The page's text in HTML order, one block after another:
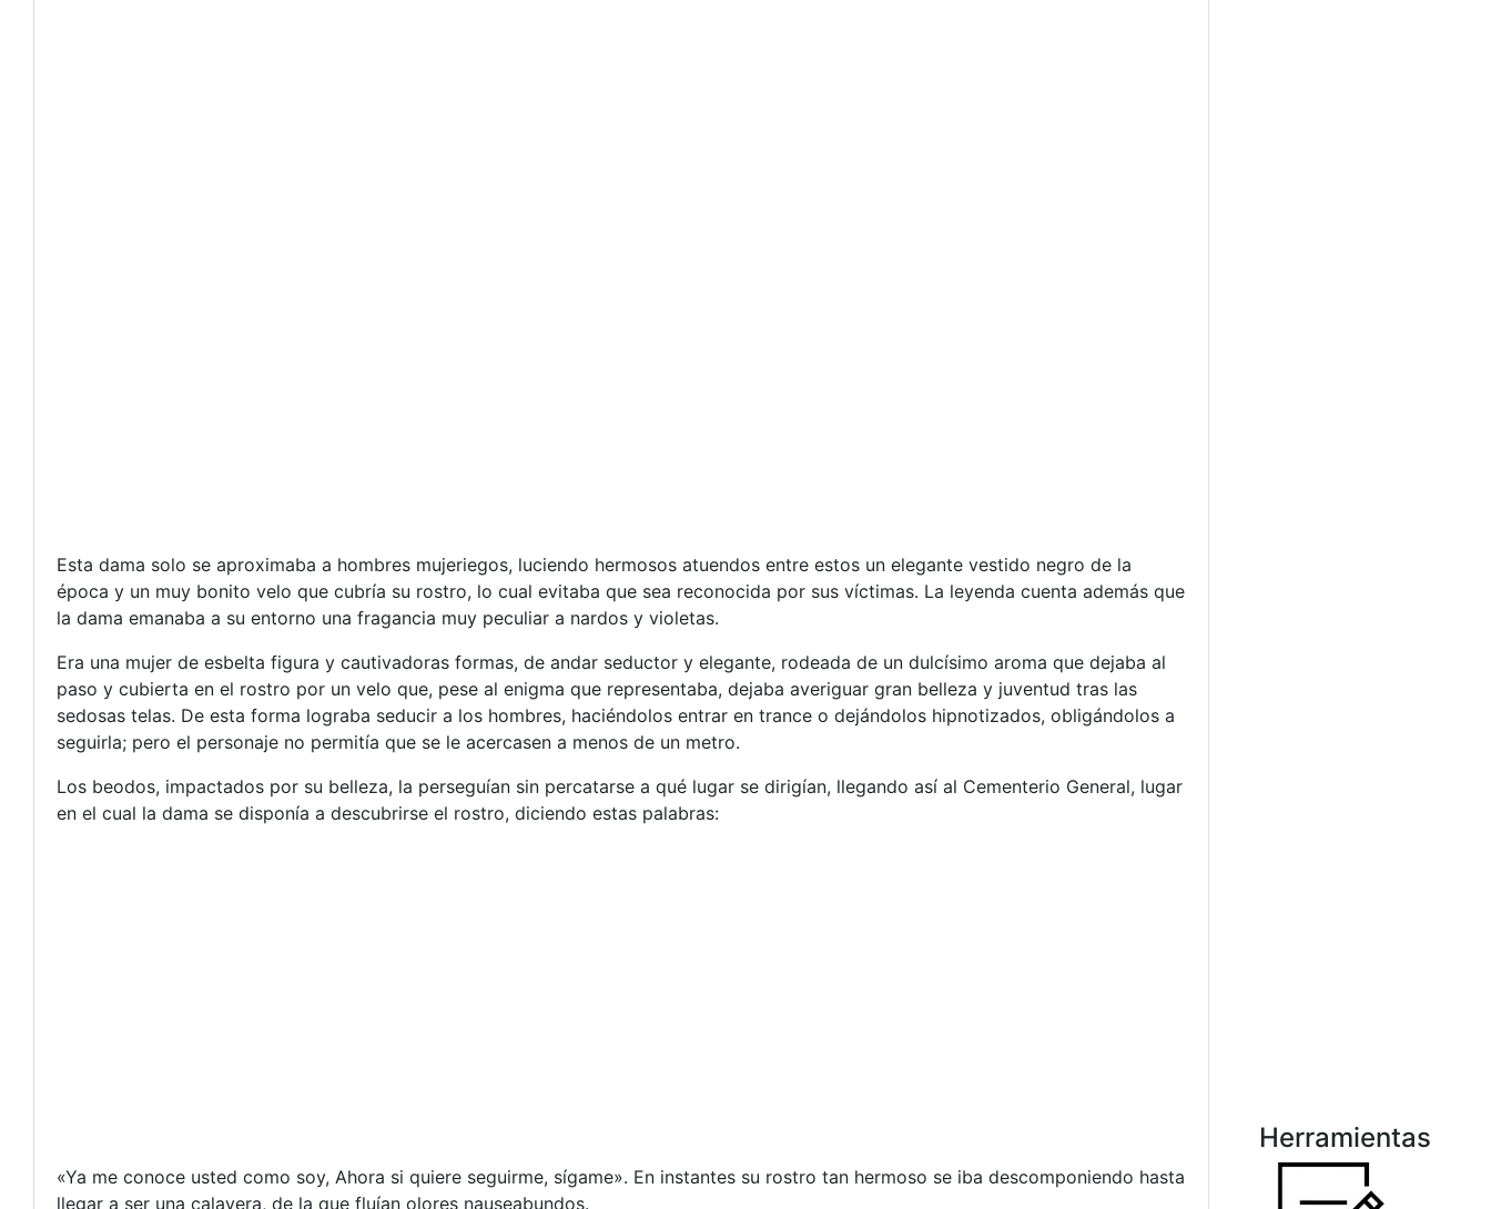
Esta dama solo se aproximaba a hombres mujeriegos, luciendo hermosos atuendos entre estos un elegante vestido negro de la
época y un muy bonito velo que cubría su rostro, lo cual evitaba que sea reconocida por sus víctimas. La leyenda cuenta además que
la dama emanaba a su entorno una fragancia muy peculiar a nardos y violetas.
Era una mujer de esbelta figura y cautivadoras formas, de andar seductor y elegante, rodeada de un dulcísimo aroma que dejaba al
paso y cubierta en el rostro por un velo que, pese al enigma que representaba, dejaba averiguar gran belleza y juventud tras las
sedosas telas. De esta forma lograba seducir a los hombres, haciéndolos entrar en trance o dejándolos hipnotizados, obligándolos a
seguirla; pero el personaje no permitía que se le acercasen a menos de un metro.
Los beodos, impactados por su belleza, la perseguían sin percatarse a qué lugar se dirigían, llegando así al Cementerio General, lugar
en el cual la dama se disponía a descubrirse el rostro, diciendo estas palabras:
«Ya me conoce usted como soy, Ahora si quiere seguirme, sígame». En instantes su rostro tan hermoso se iba descomponiendo hasta
llegar a ser una calavera, de la que fluían olores nauseabundos.
Herramientas